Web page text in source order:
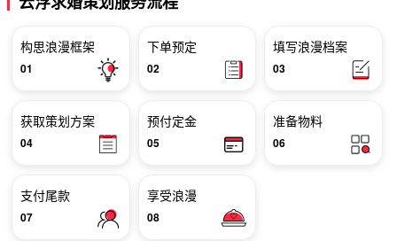
构思浪漫框架
01
下单预定
02
填写浪漫档案
03
获取策划方案
04
预付定金
05
准备物料
06
支付尾款
07
享受浪漫
08